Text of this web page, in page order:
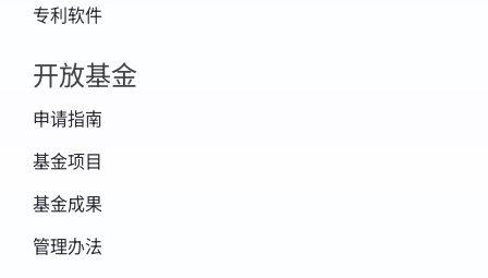
2007－2010，参加。
专利软件
开放基金
申请指南
基金项目
基金成果
管理办法